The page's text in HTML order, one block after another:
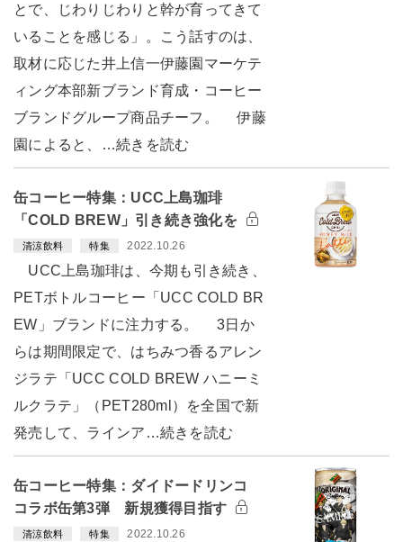
とで、じわりじわりと幹が育ってきて
いることを感じる」。こう話すのは、
取材に応じた井上信一伊藤園マーケテ
ィング本部新ブランド育成・コーヒー
ブランドグループ商品チーフ。 伊藤
園によると、…続きを読む
缶コーヒー特集：UCC上島珈琲
「COLD BREW」引き続き強化を
清涼飲料 特集 2022.10.26
UCC上島珈琲は、今期も引き続き、
PETボトルコーヒー「UCC COLD BR
EW」ブランドに注力する。 3日か
らは期間限定で、はちみつ香るアレン
ジラテ「UCC COLD BREW ハニーミ
ルクラテ」（PET280ml）を全国で新
発売して、ラインア…続きを読む
缶コーヒー特集：ダイドードリンコ
コラボ缶第3弾 新規獲得目指す
清涼飲料 特集 2022.10.26